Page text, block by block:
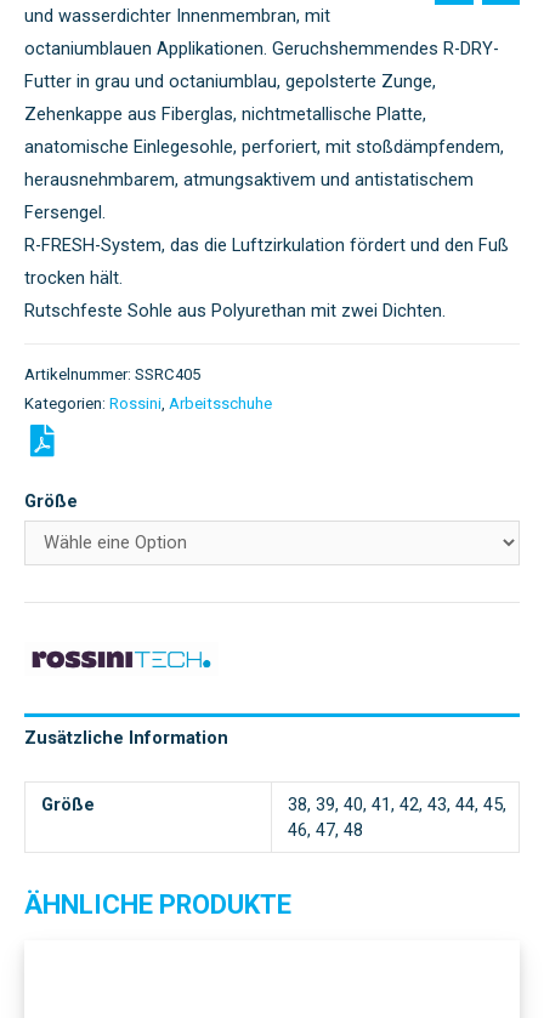
und wasserdichter Innenmembran, mit
octaniumblauen Applikationen. Geruchshemmendes R-DRY-
Futter in grau und octaniumblau, gepolsterte Zunge,
Zehenkappe aus Fiberglas, nichtmetallische Platte,
anatomische Einlegesohle, perforiert, mit stoßdämpfendem,
herausnehmbarem, atmungsaktivem und antistatischem
Fersengel.
R-FRESH-System, das die Luftzirkulation fördert und den Fuß
trocken hält.
Rutschfeste Sohle aus Polyurethan mit zwei Dichten.
Artikelnummer: SSRC405
Kategorien: Rossini Arbeitsschuhe
Größe
Zusätzliche Information
Größe
38, 39, 40, 41, 42, 43, 44, 45,
46, 47, 48
ÄHNLICHE PRODUKTE